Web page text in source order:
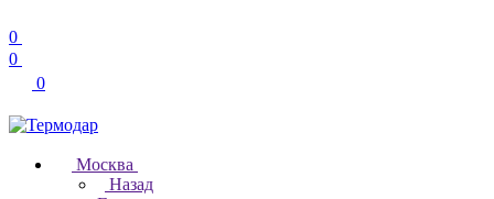
0
0
0
Москва
Назад